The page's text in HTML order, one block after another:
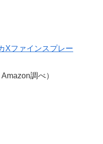
Xファインスプレー
調べ）